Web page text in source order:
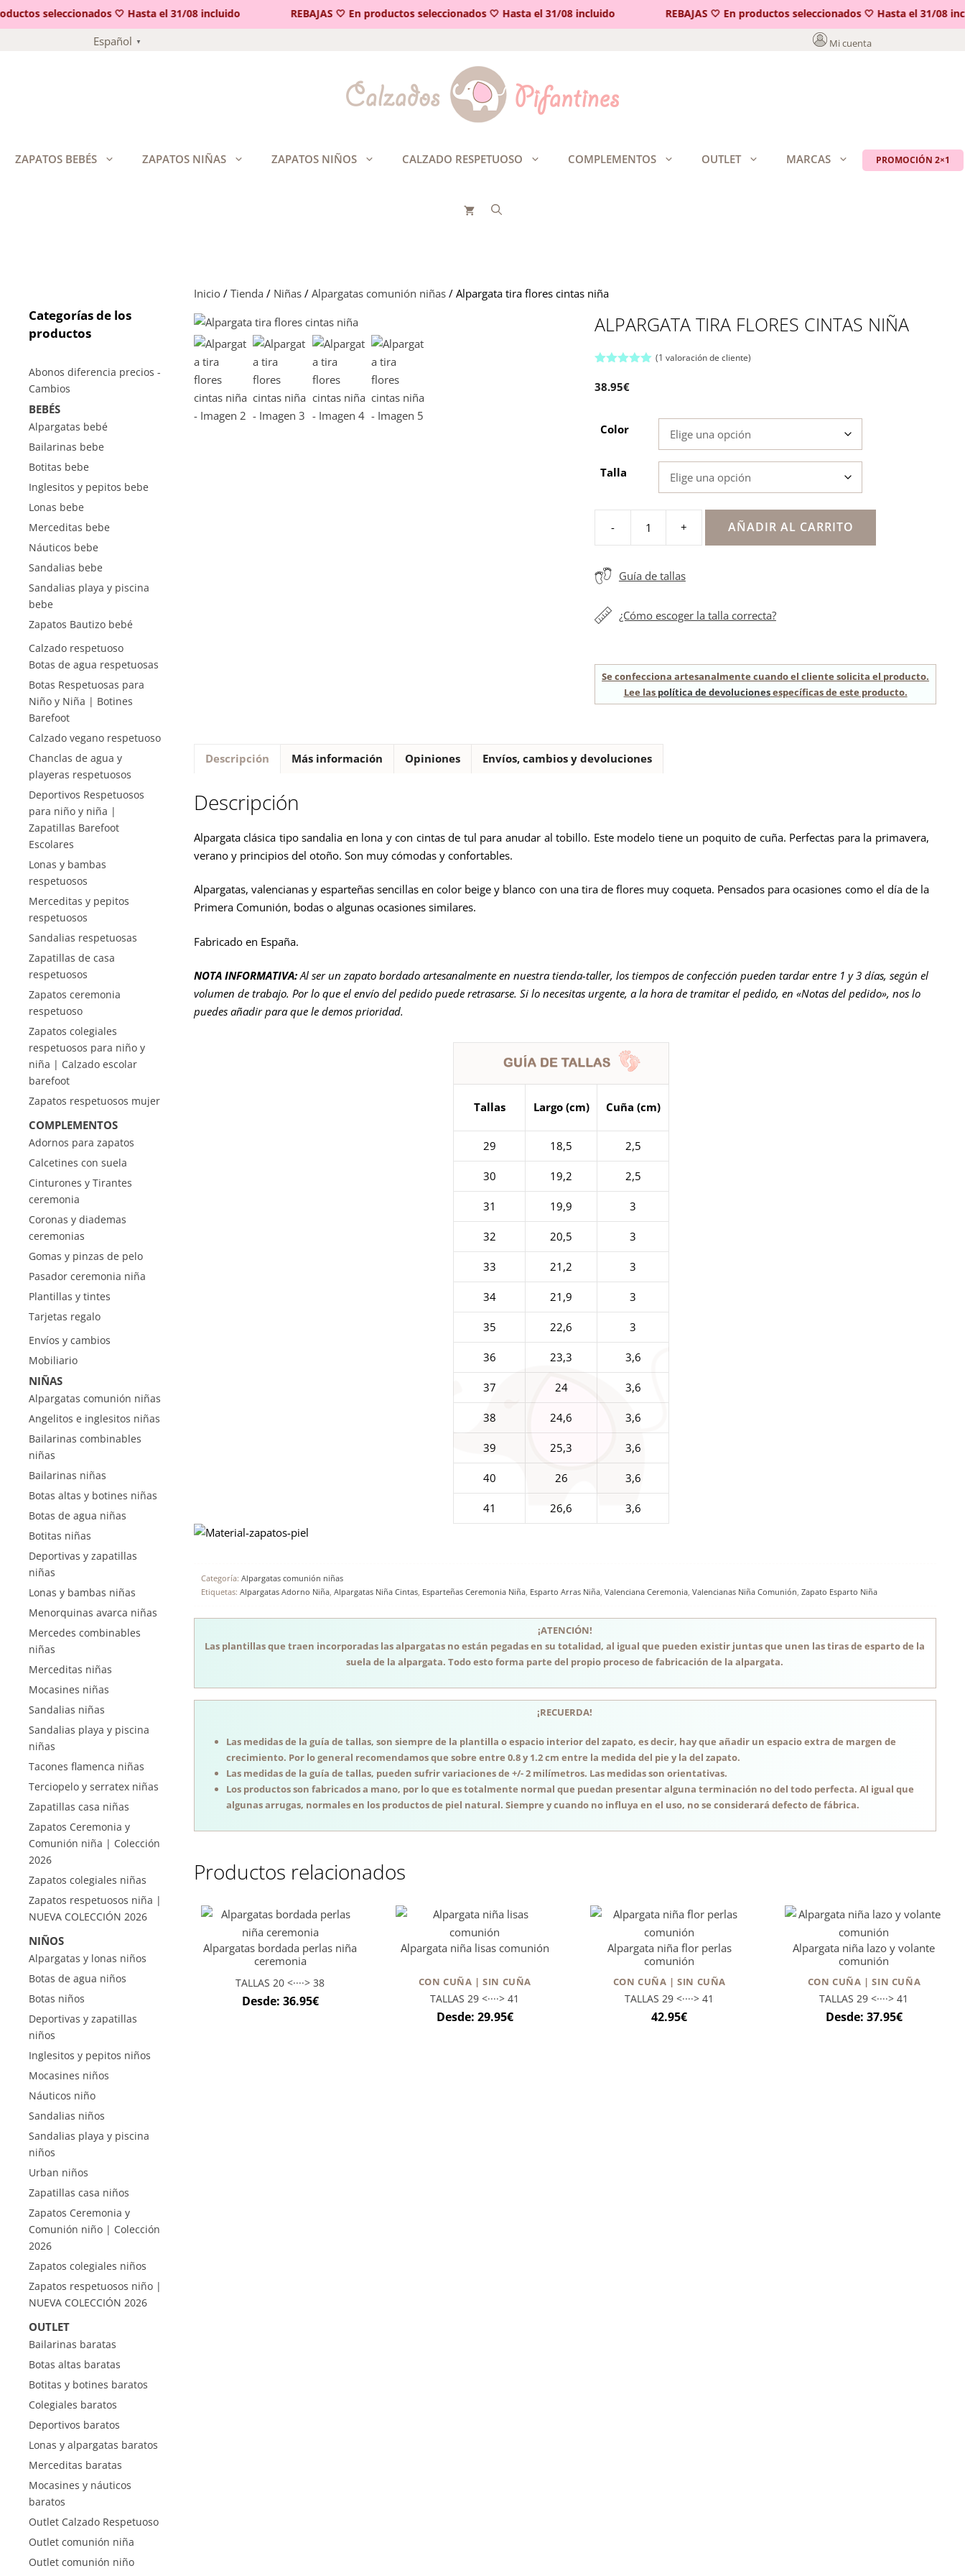
seleccionados 🤍 Hasta el 31/08 incluido REBAJAS 🤍 En productos seleccionados 🤍 Hasta el 31/08 incluido REBAJAS 🤍 En productos seleccionados 🤍 Hasta el 31/08
Español ▼ Mi cuenta
ZAPATOS BEBÉS ZAPATOS NIÑAS ZAPATOS NIÑOS CALZADO RESPETUOSO COMPLEMENTOS OUTLET MARCAS PROMOCIÓN 2×1
Inicio/ Tienda / Niñas/ Alpargatas comunión niñas/ Alpargata tira flores cintas niña
ALPARGATA TIRA FLORES CINTAS NIÑA
(1 valoración de cliente)
38.95€
Color
Talla
-
flores
cintas
niña
cantidad
+ AÑADIR AL CARRITO
Guía de tallas
¿Cómo escoger la talla correcta?
Se confecciona artesanalmente cuando el cliente solicita el producto.
Lee las política de devolucionesespecíficas de este producto.
Descripción Más información Opiniones Envíos, cambios y devoluciones
Descripción
Alpargata clásica tipo sandalia en lona y con cintas de tul para anudar al tobillo. Este modelo tiene un poquito de cuña. Perfectas para la primavera,
verano y principios del otoño. Son muy cómodas y confortables.
Alpargatas, valencianas y esparteñas sencillas en color beige y blanco con una tira de flores muy coqueta. Pensados para ocasiones como el día de la
Primera Comunión, bodas o algunas ocasiones similares.
Fabricado en España.
NOTA INFORMATIVA:Al ser un zapato bordado artesanalmente en nuestra tienda-taller, los tiempos de confección pueden tardar entre 1 y 3 días, según el
volumen de trabajo. Por lo que el envío del pedido puede retrasarse. Si lo necesitas urgente, a la hora de tramitar el pedido, en «Notas del pedido», nos lo
puedes añadir para que le demos prioridad.
Tallas Largo (cm) Cuña (cm)
29 18,5 2,5
30 19,2 2,5
31 19,9 3
32 20,5 3
33 21,2 3
34 21,9 3
35 22,6 3
36 23,3 3,6
37 24 3,6
38 24,6 3,6
39 25,3 3,6
40 26 3,6
41 26,6 3,6
Categoría: Alpargatas comunión niñas
Etiquetas: Alpargatas Adorno Niña, Alpargatas Niña Cintas, Esparteñas Ceremonia Niña, Esparto Arras Niña, Valenciana Ceremonia, Valencianas Niña Comunión, Zapato Esparto Niña
¡ATENCIÓN!
Las plantillas que traen incorporadas las alpargatas no están pegadas en su totalidad, al igual que pueden existir juntas que unen las tiras de esparto de la
suela de la alpargata. Todo esto forma parte del propio proceso de fabricación de la alpargata.
¡RECUERDA!
Las medidas de la guía de tallas, son siempre de la plantilla o espacio interior del zapato, es decir, hay que añadir un espacio extra de margen de
crecimiento. Por lo general recomendamos que sobre entre 0.8 y 1.2 cm entre la medida del pie y la del zapato.
Las medidas de la guía de tallas, pueden sufrir variaciones de +/- 2 milímetros. Las medidas son orientativas.
Los productos son fabricados a mano, por lo que es totalmente normal que puedan presentar alguna terminación no del todo perfecta. Al igual que
algunas arrugas, normales en los productos de piel natural. Siempre y cuando no influya en el uso, no se considerará defecto de fábrica.
Productos relacionados
Alpargatas bordada perlas niña
ceremonia
TALLAS 20 <····> 38
Desde: 36.95€
Alpargata niña lisas comunión
CON CUÑA | SIN CUÑA
TALLAS 29 <····> 41
Desde: 29.95€
Alpargata niña flor perlas
comunión
CON CUÑA | SIN CUÑA
TALLAS 29 <····> 41
42.95€
Alpargata niña lazo y volante
comunión
CON CUÑA | SIN CUÑA
TALLAS 29 <····> 41
Desde: 37.95€
Categorías de los
productos
Abonos diferencia precios -
Cambios
BEBÉS
Alpargatas bebé
Bailarinas bebe
Botitas bebe
Inglesitos y pepitos bebe
Lonas bebe
Merceditas bebe
Náuticos bebe
Sandalias bebe
Sandalias playa y piscina
bebe
Zapatos Bautizo bebé
Calzado respetuoso
Botas de agua respetuosas
Botas Respetuosas para
Niño y Niña | Botines
Barefoot
Calzado vegano respetuoso
Chanclas de agua y
playeras respetuosos
Deportivos Respetuosos
para niño y niña |
Zapatillas Barefoot
Escolares
Lonas y bambas
respetuosos
Merceditas y pepitos
respetuosos
Sandalias respetuosas
Zapatillas de casa
respetuosos
Zapatos ceremonia
respetuoso
Zapatos colegiales
respetuosos para niño y
niña | Calzado escolar
barefoot
Zapatos respetuosos mujer
COMPLEMENTOS
Adornos para zapatos
Calcetines con suela
Cinturones y Tirantes
ceremonia
Coronas y diademas
ceremonias
Gomas y pinzas de pelo
Pasador ceremonia niña
Plantillas y tintes
Tarjetas regalo
Envíos y cambios
Mobiliario
NIÑAS
Alpargatas comunión niñas
Angelitos e inglesitos niñas
Bailarinas combinables
niñas
Bailarinas niñas
Botas altas y botines niñas
Botas de agua niñas
Botitas niñas
Deportivas y zapatillas
niñas
Lonas y bambas niñas
Menorquinas avarca niñas
Mercedes combinables
niñas
Merceditas niñas
Mocasines niñas
Sandalias niñas
Sandalias playa y piscina
niñas
Tacones flamenca niñas
Terciopelo y serratex niñas
Zapatillas casa niñas
Zapatos Ceremonia y
Comunión niña | Colección
2026
Zapatos colegiales niñas
Zapatos respetuosos niña |
NUEVA COLECCIÓN 2026
NIÑOS
Alpargatas y lonas niños
Botas de agua niños
Botas niños
Deportivas y zapatillas
niños
Inglesitos y pepitos niños
Mocasines niños
Náuticos niño
Sandalias niños
Sandalias playa y piscina
niños
Urban niños
Zapatillas casa niños
Zapatos Ceremonia y
Comunión niño | Colección
2026
Zapatos colegiales niños
Zapatos respetuosos niño |
NUEVA COLECCIÓN 2026
OUTLET
Bailarinas baratas
Botas altas baratas
Botitas y botines baratos
Colegiales baratos
Deportivos baratos
Lonas y alpargatas baratos
Merceditas baratas
Mocasines y náuticos
baratos
Outlet Calzado Respetuoso
Outlet comunión niña
Outlet comunión niño